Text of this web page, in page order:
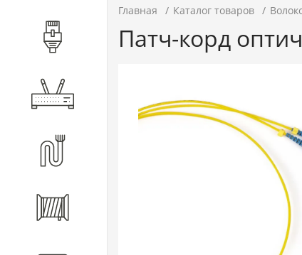
Компоненты СКС
Главная Каталог товаров
Патч-корд